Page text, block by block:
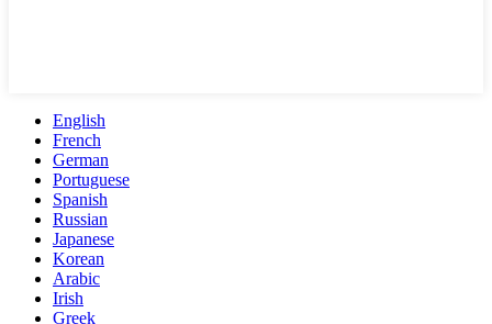
English
French
German
Portuguese
Spanish
Russian
Japanese
Korean
Arabic
Irish
Greek